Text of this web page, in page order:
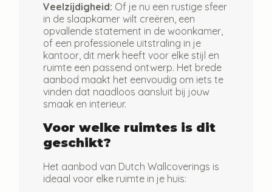
Veelzijdigheid: Of je nu een rustige sfeer
in de slaapkamer wilt creëren, een
opvallende statement in de woonkamer,
of een professionele uitstraling in je
kantoor, dit merk heeft voor elke stijl en
ruimte een passend ontwerp. Het brede
aanbod maakt het eenvoudig om iets te
vinden dat naadloos aansluit bij jouw
smaak en interieur.
Voor welke ruimtes is dit
geschikt?
Het aanbod van Dutch Wallcoverings is
ideaal voor elke ruimte in je huis: